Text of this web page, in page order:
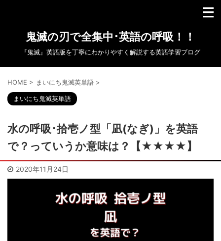
鬼滅の刃で全集中･英語の呼吸！！
『鬼滅』英語版を丁寧にわかりやすく解説する英語学習ブログ
HOME > まいにち鬼滅英単語 >
まいにち鬼滅英単語
水の呼吸･拾壱ノ型「凪(なぎ)」を英語
で？っていうか意味は？【★★★★】
2020年11月24日